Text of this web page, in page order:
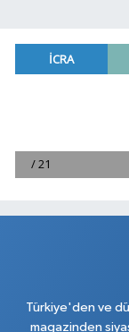
Türkiye'den ve
magazinden